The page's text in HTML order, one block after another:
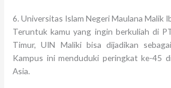
6. Universitas Islam Negeri Maulana Malik
Teruntuk kamu yang ingin berkuliah di
Timur, UIN Maliki bisa dijadikan
Kampus ini menduduki peringkat ke-45
Asia.